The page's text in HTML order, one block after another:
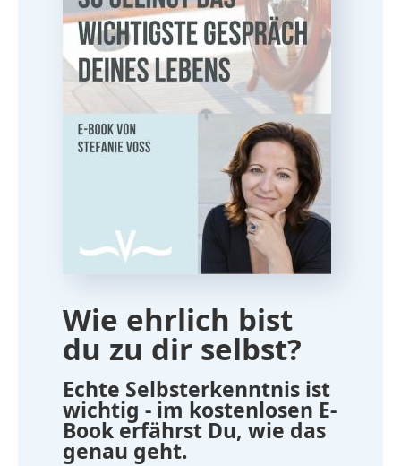
Wie ehrlich bist
du zu dir selbst?
Echte Selbsterkenntnis ist
wichtig - im kostenlosen E-
Book erfährst Du, wie das
genau geht.